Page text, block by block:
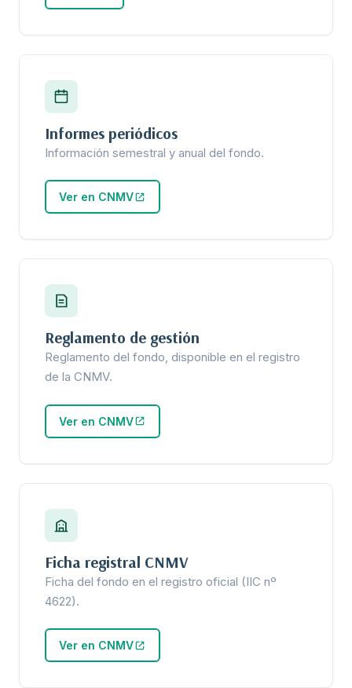
Informes periódicos
Información semestral y anual del fondo.
Ver en CNMV
Reglamento de gestión
Reglamento del fondo, disponible en el registro
de la CNMV.
Ver en CNMV
Ficha registral CNMV
Ficha del fondo en el registro oficial (IIC nº
4622).
Ver en CNMV